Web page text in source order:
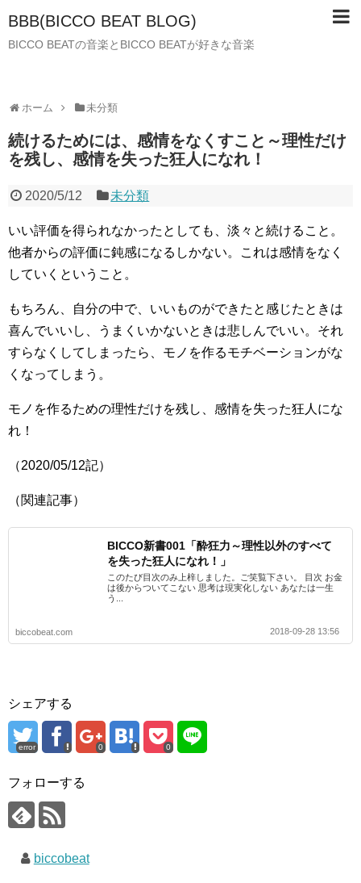
BBB(BICCO BEAT BLOG)
BICCO BEATの音楽とBICCO BEATが好きな音楽
ホーム 未分類
続けるためには、感情をなくすこと～理性だけ
を残し、感情を失った狂人になれ！
2020/5/12 未分類
いい評価を得られなかったとしても、淡々と続けること。
他者からの評価に鈍感になるしかない。これは感情をなく
していくということ。
もちろん、自分の中で、いいものができたと感じたときは
喜んでいいし、うまくいかないときは悲しんでいい。それ
すらなくしてしまったら、モノを作るモチベーションがな
くなってしまう。
モノを作るための理性だけを残し、感情を失った狂人にな
れ！
（2020/05/12記）
（関連記事）
BICCO新書001「酔狂力～理性以外のすべて
を失った狂人になれ！」
このたび目次のみ上梓しました。ご笑覧下さい。 目次 お金
は後からついてこない 思考は現実化しない あなたは一生
う...
biccobeat.com 2018-09-28 13:56
シェアする
error 0 0
フォローする
biccobeat